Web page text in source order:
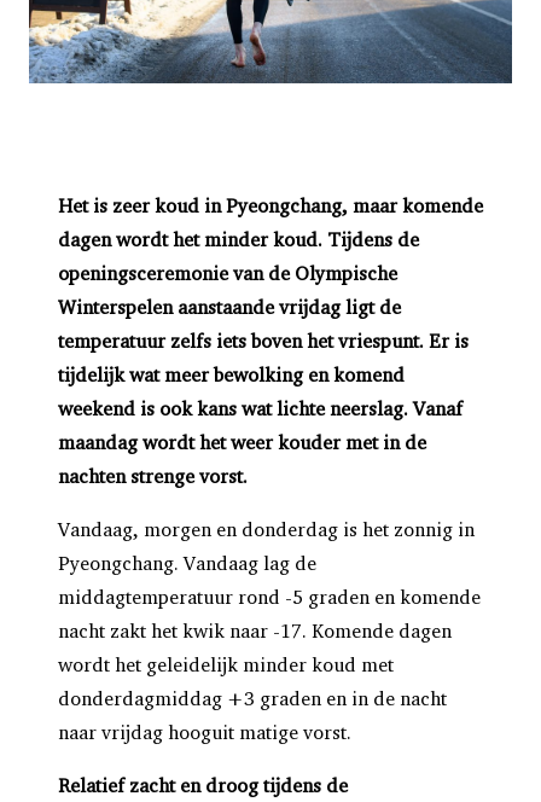
Het is zeer koud in Pyeongchang, maar komende
dagen wordt het minder koud. Tijdens de
openingsceremonie van de Olympische
Winterspelen aanstaande vrijdag ligt de
temperatuur zelfs iets boven het vriespunt. Er is
tijdelijk wat meer bewolking en komend
weekend is ook kans wat lichte neerslag. Vanaf
maandag wordt het weer kouder met in de
nachten strenge vorst.
Vandaag, morgen en donderdag is het zonnig in
Pyeongchang. Vandaag lag de
middagtemperatuur rond -5 graden en komende
nacht zakt het kwik naar -17. Komende dagen
wordt het geleidelijk minder koud met
donderdagmiddag +3 graden en in de nacht
naar vrijdag hooguit matige vorst.
Relatief zacht en droog tijdens de